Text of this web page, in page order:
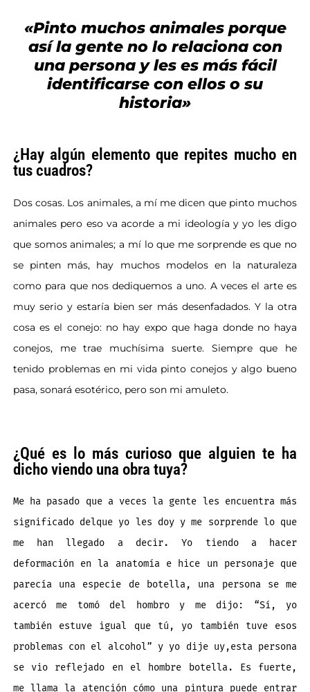
«Pinto muchos animales porque
así la gente no lo relaciona con
una persona y les es más fácil
identificarse con ellos o su
historia»
¿Hay algún elemento que repites mucho en
tus cuadros?
Dos cosas. Los animales, a mí me dicen que pinto muchos
animales pero eso va acorde a mi ideología y yo les digo
que somos animales; a mí lo que me sorprende es que no
se pinten más, hay muchos modelos en la naturaleza
como para que nos dediquemos a uno. A veces el arte es
muy serio y estaría bien ser más desenfadados. Y la otra
cosa es el conejo: no hay expo que haga donde no haya
conejos, me trae muchísima suerte. Siempre que he
tenido problemas en mi vida pinto conejos y algo bueno
pasa, sonará esotérico, pero son mi amuleto.
¿Qué es lo más curioso que alguien te ha
dicho viendo una obra tuya?
Me ha pasado que a veces la gente les encuentra más
significado delque yo les doy y me sorprende lo que
me han llegado a decir. Yo tiendo a hacer
deformación en la anatomía e hice un personaje que
parecía una especie de botella, una persona se me
acercó me tomó del hombro y me dijo: “Sí, yo
también estuve igual que tú, yo también tuve esos
problemas con el alcohol” y yo dije uy,esta persona
se vio reflejado en el hombre botella. Es fuerte,
me llama la atención cómo una pintura puede entrar